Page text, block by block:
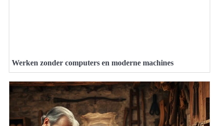
Werken zonder computers en moderne machines